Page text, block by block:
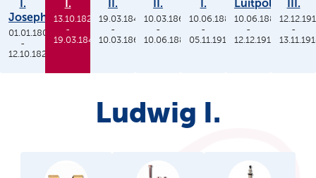
I.
Joseph
01.01.1806
-
12.10.1825
I.
13.10.1825
-
19.03.1848
II.
19.03.1848
-
10.03.1864
II.
10.03.1864
-
10.06.1886
I.
10.06.1886
-
05.11.1913
Luitpold
10.06.1886
-
12.12.1912
III.
-
Ludwig I.